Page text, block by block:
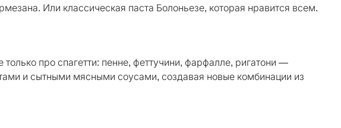
Или классическая паста Болоньезе, которая нравится всем.
про спагетти: пенне, феттучини, фарфалле, ригатони —
и сытными мясными соусами, создавая новые комбинации из